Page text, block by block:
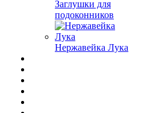
Заглушки для
подоконников
Нержавейка Лука